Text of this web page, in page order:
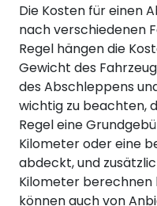
Die Kosten für einen
nach verschiedenen
Regel hängen die
Gewicht des
des Abschleppens
wichtig zu beachten,
Regel eine
Kilometer oder eine
abdeckt, und
Kilometer berechnen
können auch von